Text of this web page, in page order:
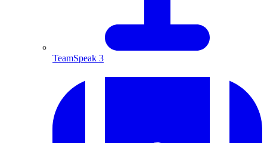
TeamSpeak 3